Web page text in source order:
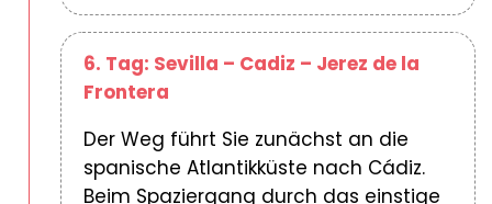
6. Tag: Sevilla – Cadiz – Jerez de la
Frontera
Der Weg führt Sie zunächst an die
spanische Atlantikküste nach Cádiz.
Beim Spaziergang durch das einstige